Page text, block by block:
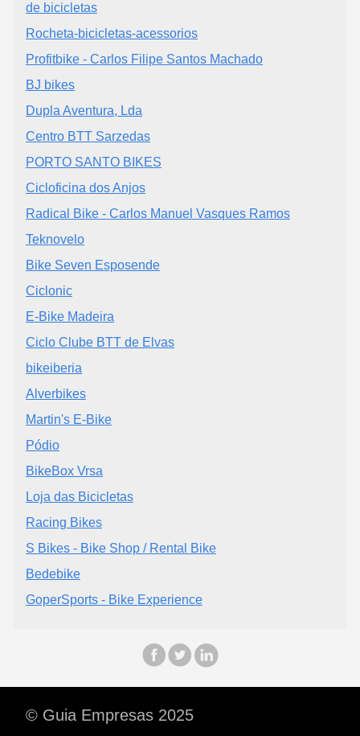
de bicicletas
Rocheta-bicicletas-acessorios
Profitbike - Carlos Filipe Santos Machado
BJ bikes
Dupla Aventura, Lda
Centro BTT Sarzedas
PORTO SANTO BIKES
Cicloficina dos Anjos
Radical Bike - Carlos Manuel Vasques Ramos
Teknovelo
Bike Seven Esposende
Ciclonic
E-Bike Madeira
Ciclo Clube BTT de Elvas
bikeiberia
Alverbikes
Martin's E-Bike
Pódio
BikeBox Vrsa
Loja das Bicicletas
Racing Bikes
S Bikes - Bike Shop / Rental Bike
Bedebike
GoperSports - Bike Experience
© Guia Empresas 2025